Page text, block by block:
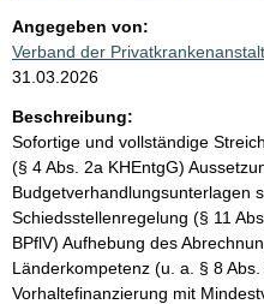
Angegeben von:
Verband der
31.03.2026
Beschreibung:
Sofortige und vollständige
(§ 4 Abs. 2a KHEntgG)
Budgetverhandlungsunterlagen
Schiedsstellenregelung (§ 11
BPflV) Aufhebung des
Länderkompetenz (u. a. § 8
Vorhaltefinanzierung mit